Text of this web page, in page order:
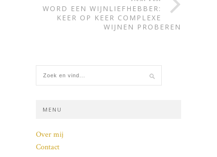
WORD EEN WIJNLIEFHEBBER:
KEER OP KEER COMPLEXE
WIJNEN PROBEREN
MENU
Over mij
Contact